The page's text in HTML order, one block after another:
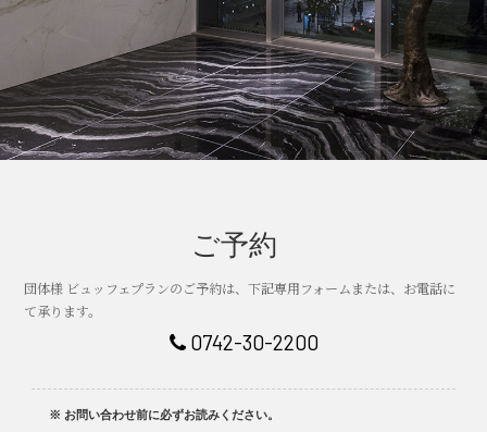
ご予約
団体様 ビュッフェプランのご予約は、下記専用フォームまたは、お電話に
て承ります。
0742-30-2200
※ お問い合わせ前に必ずお読みください。